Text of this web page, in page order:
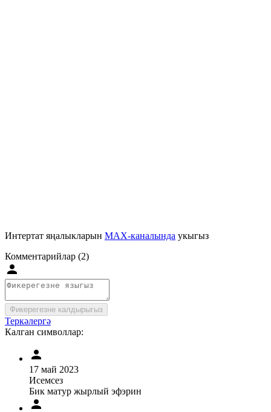
Интертат яңалыкларын MAX-каналында укыгыз
Комментарийлар (2)
Фикерегезне калдырыгыз
Теркәлергә
Калган символлар:
17 май 2023
Исемсез
Бик матур жырлый эфэрин